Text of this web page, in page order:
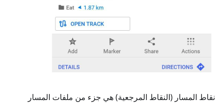
نقاط المسار (النقاط المرجعية) هي جزء من ملفات المسار